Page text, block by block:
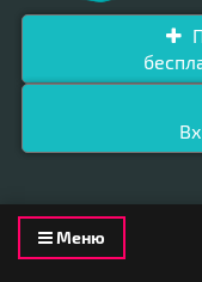
Toggle
navigation
Меню